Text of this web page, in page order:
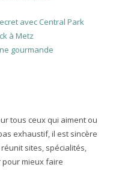
avec Central Park
à Metz
gourmande
tous ceux qui aiment ou
exhaustif, il est sincère
sites, spécialités,
mieux faire